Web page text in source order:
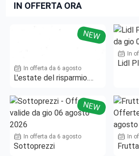
IN OFFERTA ORA
NEW
In offerta da 6 agosto
L'estate del risparmio.
In
Lidl
NEW
In offerta da 6 agosto
Sottoprezzi
In